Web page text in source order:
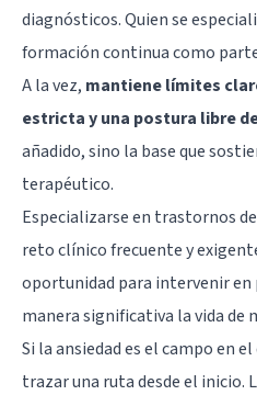
diagnósticos. Quien se
formación continua como
A la vez, mantiene límites
estricta y una postura libre
añadido, sino la base que
terapéutico.
Especializarse en trastornos
reto clínico frecuente y
oportunidad para intervenir en
manera significativa la vida de
Si la ansiedad es el campo en
trazar una ruta desde el inicio.